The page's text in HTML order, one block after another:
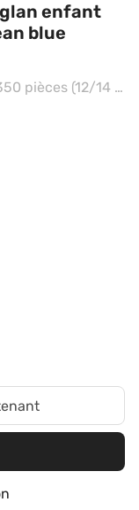
enfant
blue
Prix à l'unité pour 350 pièces (12/14 - Ocean Blue Heather, Impression coeur)